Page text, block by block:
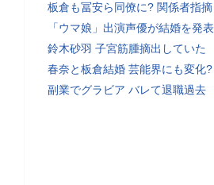
板倉も冨安ら同僚に? 関係者指摘
「ウマ娘」出演声優が結婚を発表
鈴木砂羽 子宮筋腫摘出していた
春奈と板倉結婚 芸能界にも変化?
副業でグラビア バレて退職過去